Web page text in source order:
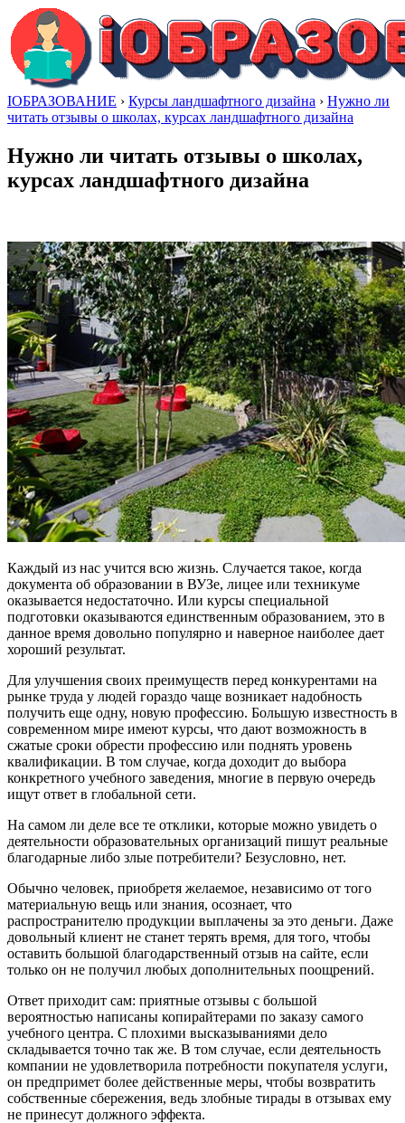
IОБРАЗОВАНИЕ › Курсы ландшафтного дизайна › Нужно ли
читать отзывы о школах, курсах ландшафтного дизайна
Нужно ли читать отзывы о школах,
курсах ландшафтного дизайна
Каждый из нас учится всю жизнь. Случается такое, когда
документа об образовании в ВУЗе, лицее или техникуме
оказывается недостаточно. Или курсы специальной
подготовки оказываются единственным образованием, это в
данное время довольно популярно и наверное наиболее дает
хороший результат.
Для улучшения своих преимуществ перед конкурентами на
рынке труда у людей гораздо чаще возникает надобность
получить еще одну, новую профессию. Большую известность в
современном мире имеют курсы, что дают возможность в
сжатые сроки обрести профессию или поднять уровень
квалификации. В том случае, когда доходит до выбора
конкретного учебного заведения, многие в первую очередь
ищут ответ в глобальной сети.
На самом ли деле все те отклики, которые можно увидеть о
деятельности образовательных организаций пишут реальные
благодарные либо злые потребители? Безусловно, нет.
Обычно человек, приобретя желаемое, независимо от того
материальную вещь или знания, осознает, что
распространителю продукции выплачены за это деньги. Даже
довольный клиент не станет терять время, для того, чтобы
оставить большой благодарственный отзыв на сайте, если
только он не получил любых дополнительных поощрений.
Ответ приходит сам: приятные отзывы с большой
вероятностью написаны копирайтерами по заказу самого
учебного центра. С плохими высказываниями дело
складывается точно так же. В том случае, если деятельность
компании не удовлетворила потребности покупателя услуги,
он предпримет более действенные меры, чтобы возвратить
собственные сбережения, ведь злобные тирады в отзывах ему
не принесут должного эффекта.